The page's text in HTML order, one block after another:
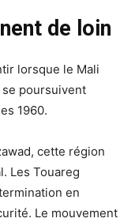
de loin
lorsque le Mali
poursuivent
1960.
cette région
Les Touareg
en
Le mouvement